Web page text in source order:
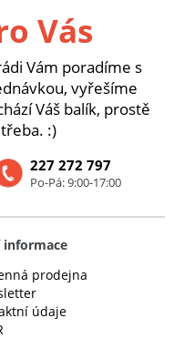
Vás
Vám poradíme s
vyřešíme
Váš balík, prostě
:)
227 272 797
Po-Pá: 9:00-17:00
informace
prodejna
údaje